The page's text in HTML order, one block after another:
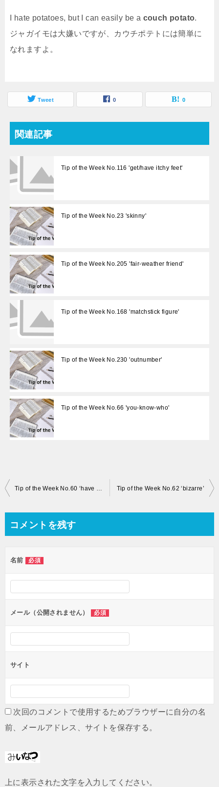
I hate potatoes, but I can easily be a couch potato.
ジャガイモは大嫌いですが、カウチポテトには簡単に
なれますよ。
Tweet 0 0
関連記事
Tip of the Week No.116 'get/have itchy feet'
Tip of the Week No.23 'skinny'
Tip of the Week No.205 'fair-weather friend'
Tip of the Week No.168 'matchstick figure'
Tip of the Week No.230 'outnumber'
Tip of the Week No.66 'you-know-who'
投
ビ
ー
シ
ョ
ン
Tip of the Week No.60 ‘have ants in one’s pants’ Tip of the Week No.62 ‘bizarre’
コメントを残す
名前 必須
メール（公開されません） 必須
サイト
次回のコメントで使用するためブラウザーに自分の名
前、メールアドレス、サイトを保存する。
上に表示された文字を入力してください。